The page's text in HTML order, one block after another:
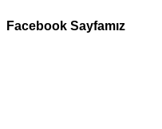
Facebook Sayfamız